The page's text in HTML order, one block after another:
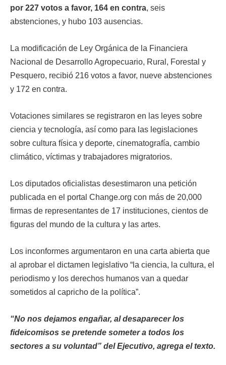
por 227 votos a favor, 164 en contra, seis
abstenciones, y hubo 103 ausencias.
La modificación de Ley Orgánica de la Financiera
Nacional de Desarrollo Agropecuario, Rural, Forestal y
Pesquero, recibió 216 votos a favor, nueve abstenciones
y 172 en contra.
Votaciones similares se registraron en las leyes sobre
ciencia y tecnología, así como para las legislaciones
sobre cultura física y deporte, cinematografía, cambio
climático, víctimas y trabajadores migratorios.
Los diputados oficialistas desestimaron una petición
publicada en el portal Change.org con más de 20,000
firmas de representantes de 17 instituciones, cientos de
figuras del mundo de la cultura y las artes.
Los inconformes argumentaron en una carta abierta que
al aprobar el dictamen legislativo “la ciencia, la cultura, el
periodismo y los derechos humanos van a quedar
sometidos al capricho de la política”.
“No nos dejamos engañar, al desaparecer los
fideicomisos se pretende someter a todos los
sectores a su voluntad” del Ejecutivo, agrega el texto.